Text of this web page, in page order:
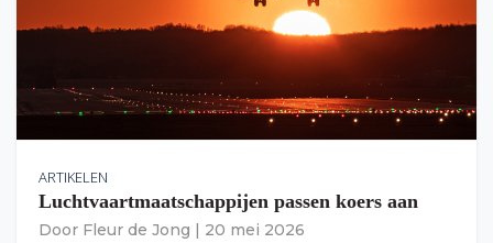
ARTIKELEN
Luchtvaartmaatschappijen passen koers aan
Door Fleur de Jong 20 mei 2026